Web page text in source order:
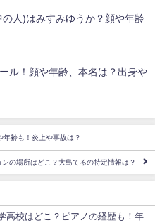
人)はみすみゆうか？顔や年齢
ル！顔や年齢、本名は？出身や
年齢も！炎上や事故は？
の場所はどこ？大島てるの特定情報は？
高校はどこ？ピアノの経歴も！年